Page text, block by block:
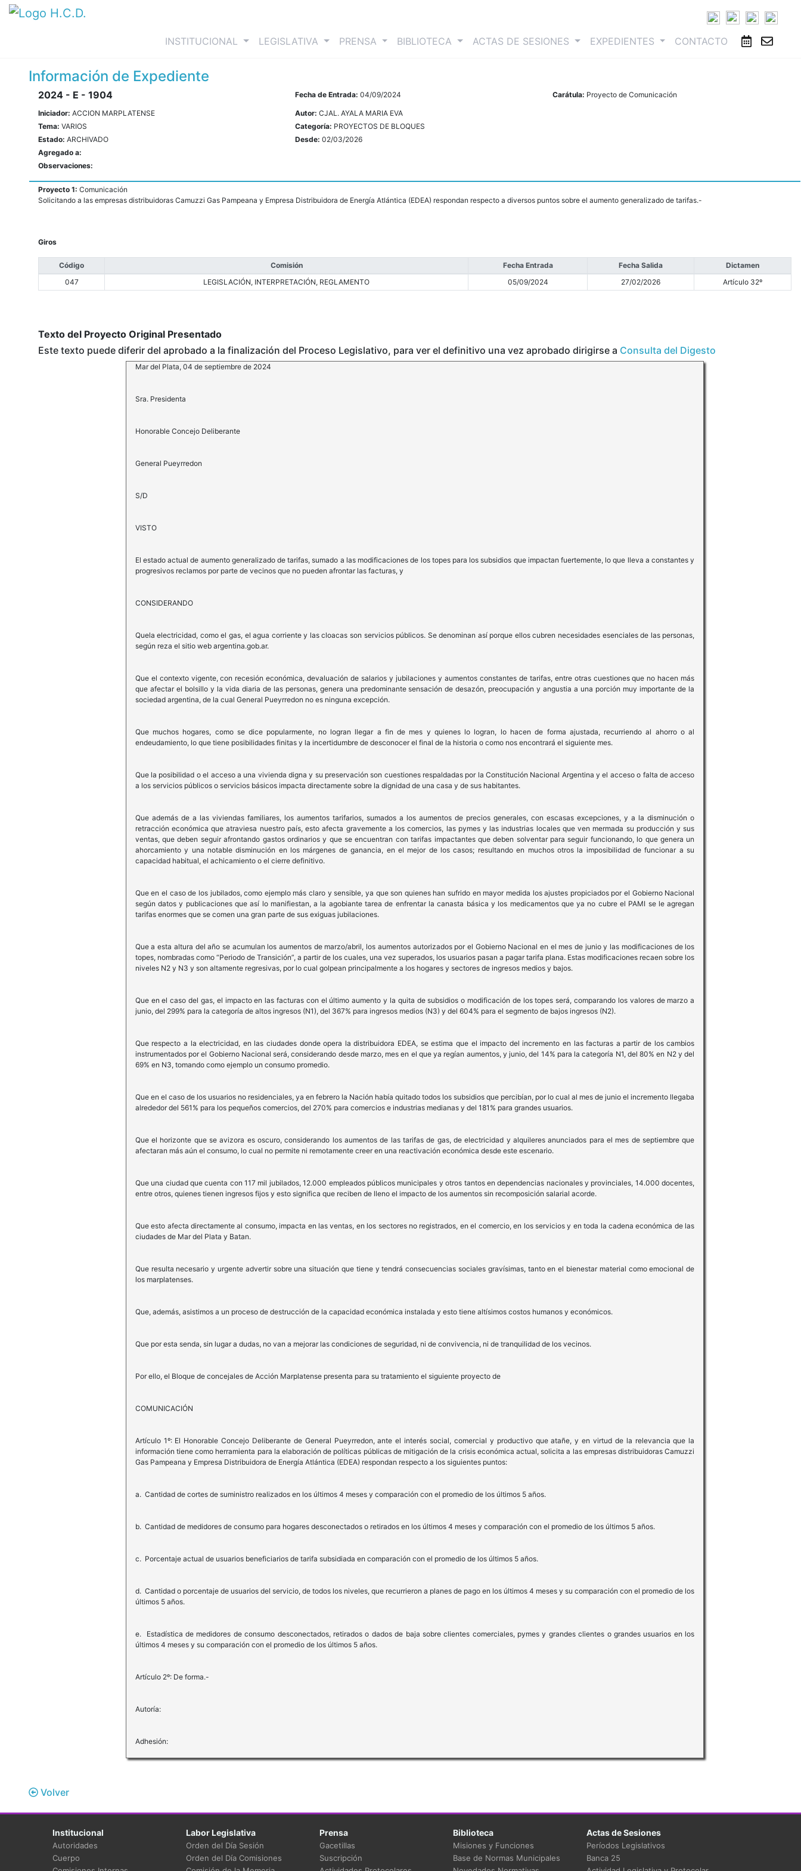
INSTITUCIONAL (current)LEGISLATIVA PRENSA BIBLIOTECA ACTAS DE SESIONES EXPEDIENTES CONTACTO
Información de Expediente
2024 - E - 1904 Fecha de Entrada:04/09/2024 Carátula: Proyecto de Comunicación
Iniciador: ACCION MARPLATENSE Autor:CJAL. AYALA MARIA EVA
Tema: VARIOS Categoría: PROYECTOS DE BLOQUES
Estado: ARCHIVADO Desde:02/03/2026
Agregado a:
Observaciones:
Proyecto 1: Comunicación
Solicitando a las empresas distribuidoras Camuzzi Gas Pampeana y Empresa Distribuidora de Energía Atlántica (EDEA) respondan respecto a diversos puntos sobre el aumento generalizado de tarifas.-
Giros
Código Comisión Fecha Entrada Fecha Salida
Dictamen
047
LEGISLACIÓN, INTERPRETACIÓN, REGLAMENTO 05/09/2024 27/02/2026 Artículo 32º
Texto del Proyecto Original Presentado
Este texto puede diferir del aprobado a la finalización del Proceso Legislativo, para ver el definitivo una vez aprobado dirigirse a Consulta del Digesto
Mar del Plata, 04 de septiembre de 2024
Sra. Presidenta
Honorable Concejo Deliberante
General Pueyrredon
S/D
VISTO
El estado actual de aumento generalizado de tarifas, sumado a las modificaciones de los topes para los subsidios que impactan fuertemente, lo que lleva a constantes y
progresivos reclamos por parte de vecinos que no pueden afrontar las facturas, y
CONSIDERANDO
Quela electricidad, como el gas, el agua corriente y las cloacas son servicios públicos. Se denominan así porque ellos cubren necesidades esenciales de las personas,
según reza el sitio web argentina.gob.ar.
Que el contexto vigente, con recesión económica, devaluación de salarios y jubilaciones y aumentos constantes de tarifas, entre otras cuestiones que no hacen más
que afectar el bolsillo y la vida diaria de las personas, genera una predominante sensación de desazón, preocupación y angustia a una porción muy importante de la
sociedad argentina, de la cual General Pueyrredon no es ninguna excepción.
Que muchos hogares, como se dice popularmente, no logran llegar a fin de mes y quienes lo logran, lo hacen de forma ajustada, recurriendo al ahorro o al
endeudamiento, lo que tiene posibilidades finitas y la incertidumbre de desconocer el final de la historia o como nos encontrará el siguiente mes.
Que la posibilidad o el acceso a una vivienda digna y su preservación son cuestiones respaldadas por la Constitución Nacional Argentina y el acceso o falta de acceso
a los servicios públicos o servicios básicos impacta directamente sobre la dignidad de una casa y de sus habitantes.
Que además de a las viviendas familiares, los aumentos tarifarios, sumados a los aumentos de precios generales, con escasas excepciones, y a la disminución o
retracción económica que atraviesa nuestro país, esto afecta gravemente a los comercios, las pymes y las industrias locales que ven mermada su producción y sus
ventas, que deben seguir afrontando gastos ordinarios y que se encuentran con tarifas impactantes que deben solventar para seguir funcionando, lo que genera un
ahorcamiento y una notable disminución en los márgenes de ganancia, en el mejor de los casos; resultando en muchos otros la imposibilidad de funcionar a su
capacidad habitual, el achicamiento o el cierre definitivo.
Que en el caso de los jubilados, como ejemplo más claro y sensible, ya que son quienes han sufrido en mayor medida los ajustes propiciados por el Gobierno Nacional
según datos y publicaciones que así lo manifiestan, a la agobiante tarea de enfrentar la canasta básica y los medicamentos que ya no cubre el PAMI se le agregan
tarifas enormes que se comen una gran parte de sus exiguas jubilaciones.
Que a esta altura del año se acumulan los aumentos de marzo/abril, los aumentos autorizados por el Gobierno Nacional en el mes de junio y las modificaciones de los
topes, nombradas como “Periodo de Transición”, a partir de los cuales, una vez superados, los usuarios pasan a pagar tarifa plana. Estas modificaciones recaen sobre los
niveles N2 y N3 y son altamente regresivas, por lo cual golpean principalmente a los hogares y sectores de ingresos medios y bajos.
Que en el caso del gas, el impacto en las facturas con el último aumento y la quita de subsidios o modificación de los topes será, comparando los valores de marzo a
junio, del 299% para la categoría de altos ingresos (N1), del 367% para ingresos medios (N3) y del 604% para el segmento de bajos ingresos (N2).
Que respecto a la electricidad, en las ciudades donde opera la distribuidora EDEA, se estima que el impacto del incremento en las facturas a partir de los cambios
instrumentados por el Gobierno Nacional será, considerando desde marzo, mes en el que ya regían aumentos, y junio, del 14% para la categoría N1, del 80% en N2 y del
69% en N3, tomando como ejemplo un consumo promedio.
Que en el caso de los usuarios no residenciales, ya en febrero la Nación había quitado todos los subsidios que percibían, por lo cual al mes de junio el incremento llegaba
alrededor del 561% para los pequeños comercios, del 270% para comercios e industrias medianas y del 181% para grandes usuarios.
Que el horizonte que se avizora es oscuro, considerando los aumentos de las tarifas de gas, de electricidad y alquileres anunciados para el mes de septiembre que
afectaran más aún el consumo, lo cual no permite ni remotamente creer en una reactivación económica desde este escenario.
Que una ciudad que cuenta con 117 mil jubilados, 12.000 empleados públicos municipales y otros tantos en dependencias nacionales y provinciales, 14.000 docentes,
entre otros, quienes tienen ingresos fijos y esto significa que reciben de lleno el impacto de los aumentos sin recomposición salarial acorde.
Que esto afecta directamente al consumo, impacta en las ventas, en los sectores no registrados, en el comercio, en los servicios y en toda la cadena económica de las
ciudades de Mar del Plata y Batan.
Que resulta necesario y urgente advertir sobre una situación que tiene y tendrá consecuencias sociales gravísimas, tanto en el bienestar material como emocional de
los marplatenses.
Que, además, asistimos a un proceso de destrucción de la capacidad económica instalada y esto tiene altísimos costos humanos y económicos.
Que por esta senda, sin lugar a dudas, no van a mejorar las condiciones de seguridad, ni de convivencia, ni de tranquilidad de los vecinos.
Por ello, el Bloque de concejales de Acción Marplatense presenta para su tratamiento el siguiente proyecto de
COMUNICACIÓN
Artículo 1º: El Honorable Concejo Deliberante de General Pueyrredon, ante el interés social, comercial y productivo que atañe, y en virtud de la relevancia que la
información tiene como herramienta para la elaboración de políticas públicas de mitigación de la crisis económica actual, solicita a las empresas distribuidoras Camuzzi
Gas Pampeana y Empresa Distribuidora de Energía Atlántica (EDEA) respondan respecto a los siguientes puntos:
a. Cantidad de cortes de suministro realizados en los últimos 4 meses y comparación con el promedio de los últimos 5 años.
b. Cantidad de medidores de consumo para hogares desconectados o retirados en los últimos 4 meses y comparación con el promedio de los últimos 5 años.
c. Porcentaje actual de usuarios beneficiarios de tarifa subsidiada en comparación con el promedio de los últimos 5 años.
d. Cantidad o porcentaje de usuarios del servicio, de todos los niveles, que recurrieron a planes de pago en los últimos 4 meses y su comparación con el promedio de los
últimos 5 años.
e. Estadística de medidores de consumo desconectados, retirados o dados de baja sobre clientes comerciales, pymes y grandes clientes o grandes usuarios en los
últimos 4 meses y su comparación con el promedio de los últimos 5 años.
Artículo 2º: De forma.-
Autoría:
Adhesión:
Volver
Institucional
Autoridades
Cuerpo
Labor Legislativa
Orden del Día Sesión
Orden del Día Comisiones
Prensa
Gacetillas
Suscripción
Biblioteca
Misiones y Funciones
Base de Normas Municipales
Actas de Sesiones
Períodos Legislativos
Banca 25